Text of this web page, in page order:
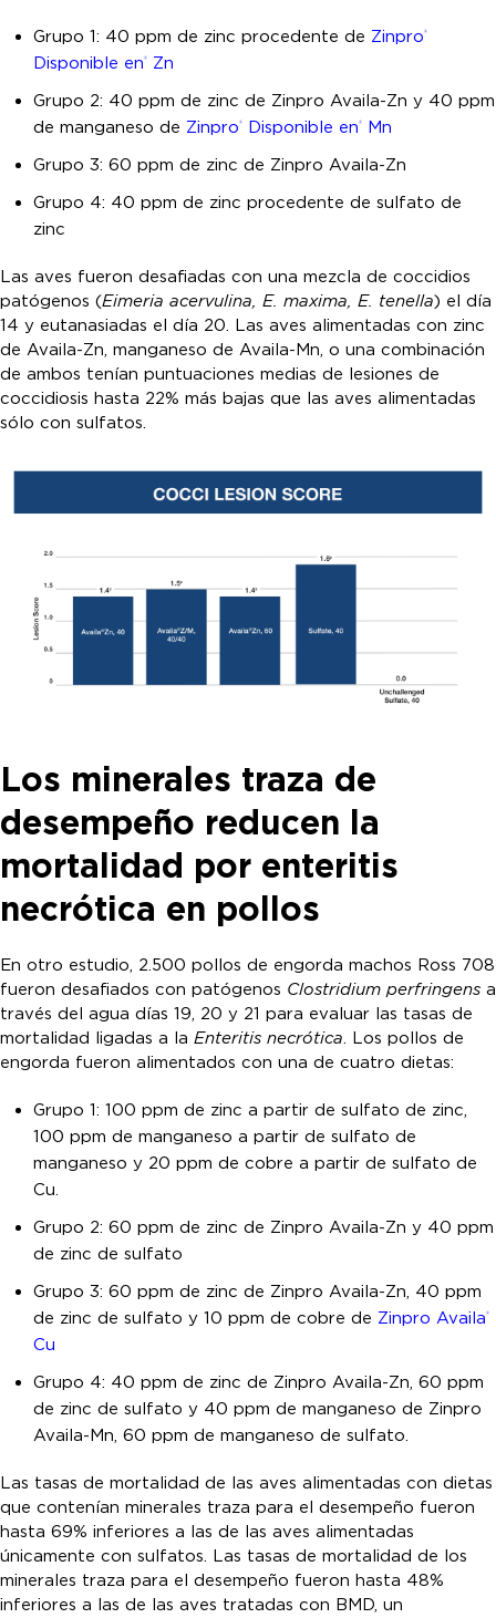
Grupo 1: 40 ppm de zinc procedente de Zinpro®
Disponible en®
Zn
Grupo 2: 40 ppm de zinc de Zinpro Availa-Zn y 40 ppm
de manganeso de Zinpro® Disponible en®
Mn
Grupo 3: 60 ppm de zinc de Zinpro Availa-Zn
Grupo 4: 40 ppm de zinc procedente de sulfato de
zinc
Las aves fueron desafiadas con una mezcla de coccidios
patógenos (Eimeria acervulina, E. maxima, E. tenella) el día
14 y eutanasiadas el día 20. Las aves alimentadas con zinc
de Availa-Zn, manganeso de Availa-Mn, o una combinación
de ambos tenían puntuaciones medias de lesiones de
coccidiosis hasta 22% más bajas que las aves alimentadas
sólo con sulfatos.
Los minerales traza de
desempeño reducen la
mortalidad por enteritis
necrótica en pollos
En otro estudio, 2.500 pollos de engorda machos Ross 708
fueron desafiados con patógenos Clostridium perfringens a
través del agua días 19, 20 y 21 para evaluar las tasas de
mortalidad ligadas a la Enteritis necrótica. Los pollos de
engorda fueron alimentados con una de cuatro dietas:
Grupo 1: 100 ppm de zinc a partir de sulfato de zinc,
100 ppm de manganeso a partir de sulfato de
manganeso y 20 ppm de cobre a partir de sulfato de
Cu.
Grupo 2: 60 ppm de zinc de Zinpro Availa-Zn y 40 ppm
de zinc de sulfato
Grupo 3: 60 ppm de zinc de Zinpro Availa-Zn, 40 ppm
de zinc de sulfato y 10 ppm de cobre de Zinpro Availa®
Cu
Grupo 4: 40 ppm de zinc de Zinpro Availa-Zn, 60 ppm
de zinc de sulfato y 40 ppm de manganeso de Zinpro
Availa-Mn, 60 ppm de manganeso de sulfato.
Las tasas de mortalidad de las aves alimentadas con dietas
que contenían minerales traza para el desempeño fueron
hasta 69% inferiores a las de las aves alimentadas
únicamente con sulfatos. Las tasas de mortalidad de los
minerales traza para el desempeño fueron hasta 48%
inferiores a las de las aves tratadas con BMD, un